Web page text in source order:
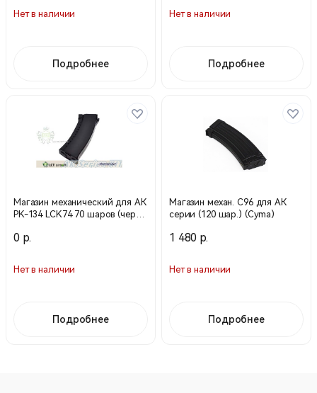
Нет в наличии
Подробнее
Нет в наличии
Подробнее
Магазин механический для АК
PK-134 LCK74 70 шаров (черн)
0 р.
Нет в наличии
Подробнее
Магазин механ. С96 для АК
серии (120 шар.) (Cyma)
1 480 р.
Нет в наличии
Подробнее